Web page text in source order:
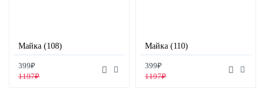
Майка (108)
399₽
1197₽
Майка (110)
399₽
1197₽